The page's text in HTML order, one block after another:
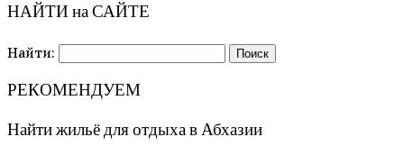
НАЙТИ на САЙТЕ
Найти:
РЕКОМЕНДУЕМ
Найти жильё для отдыха в Абхазии